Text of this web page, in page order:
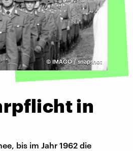
©IMAGO / snapshot
in
bis im Jahr 1962 die